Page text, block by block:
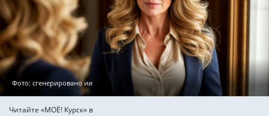
Фото: сгенерировано ии
Читайте «МОЁ! Курск» в